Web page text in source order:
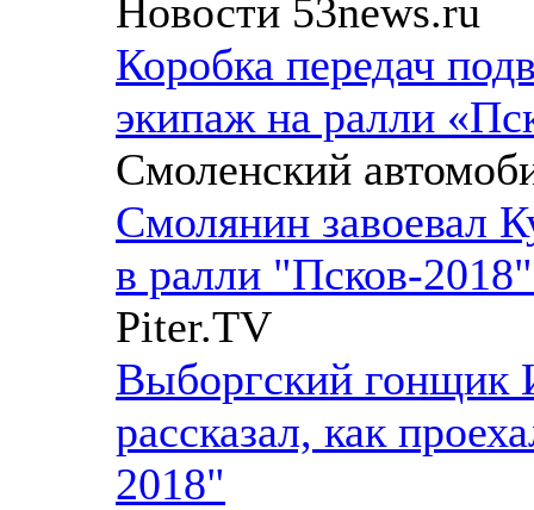
Новости 53news.ru
Коробка передач
экипаж на ралли
Смоленский
Смолянин завоевал
в ралли "Псков-
Piter.TV
Выборгский гонщик
рассказал, как
2018"